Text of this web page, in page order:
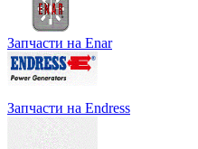
Запчасти на Enar
Запчасти на Endress